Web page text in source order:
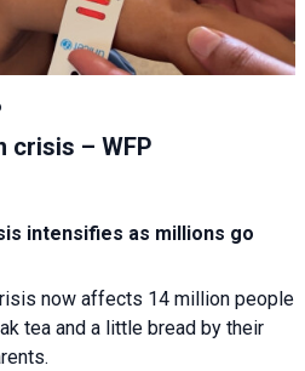
crisis – WFP
intensifies as millions go
now affects 14 million people
tea and a little bread by their